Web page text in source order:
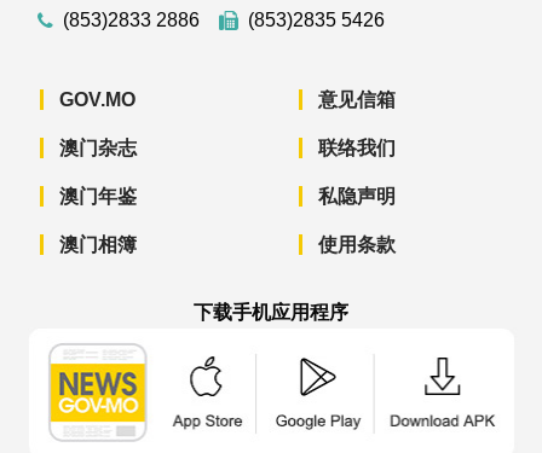
(853)2833 2886
(853)2835 5426
GOV.MO
澳门杂志
澳门年鉴
澳门相簿
意见信箱
联络我们
私隐声明
使用条款
下载手机应用程序